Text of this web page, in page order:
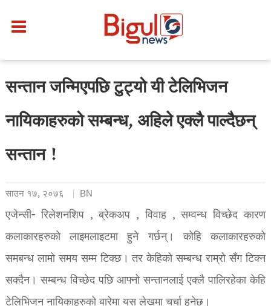
सन्तान जन्मिएपछि टुट्यो यी टेलिभिजन
नायिकाहरुको सम्बन्ध, अहिले एक्लै पाल्दैछन्
सन्तान !
साउन १७, २०७६ BN
एजेन्सी- रिलेशनशिप , ब्रेकअप , विवाह , सम्वन्ध विच्छेद कारण
कलाकारहरुको लाइमलाइटमा हुने गर्छन्। कोहि कलाकारहरुको
समबन्ध लामो समय सम्म टिक्छ। तर केहिको सम्बन्ध राम्रो सँग टिक्न
सक्दैन। सम्बन्ध विच्छेद पछि आफ्नो सन्तानलाई एक्लै पालिरहेका केहि